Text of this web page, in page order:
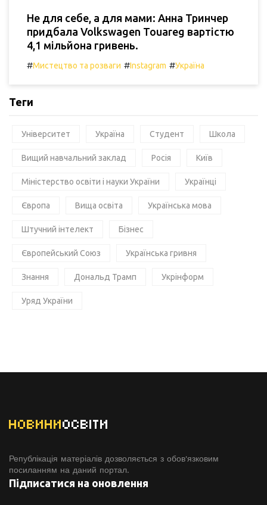
Не для себе, а для мами: Анна Тринчер
придбала Volkswagen Touareg вартістю
4,1 мільйона гривень.
#Мистецтво та розваги #Instagram #Україна
Теги
Університет Україна Студент Школа
Вищий навчальний заклад Росія Київ
Міністерство освіти і науки України Українці
Європа Вища освіта Українська мова
Штучний інтелект Бізнес
Європейський Союз Українська гривня
Знання Дональд Трамп Укрінформ
Уряд України
НОВИНИОСВІТИ
Републікація матеріалів дозволяється з обов'язковим
посиланням на даний портал.
Підписатися на оновлення